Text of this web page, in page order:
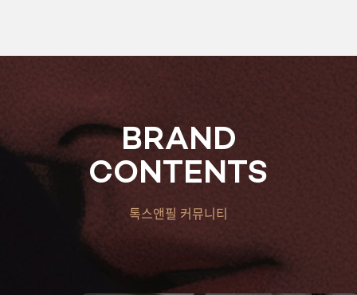
BRAND
CONTENTS
톡스앤필 커뮤니티